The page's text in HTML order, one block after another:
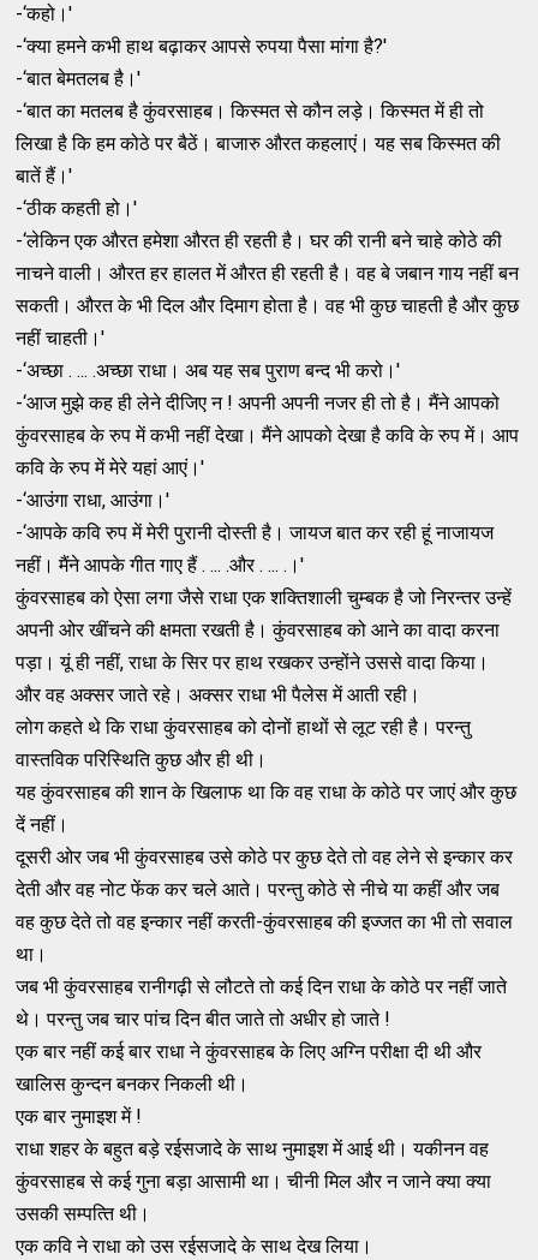
-‘कहो।'
-‘क्‍या हमने कभी हाथ बढ़ाकर आपसे रुपया पैसा मांगा है?'
-‘बात बेमतलब है।'
-‘बात का मतलब है कुंवरसाहब। किस्‍मत से कौन लड़े। किस्‍मत में ही तो
लिखा है कि हम कोठे पर बैठें। बाजारु औरत कहलाएं। यह सब किस्‍मत की
बातें हैं।'
-‘ठीक कहती हो।'
-‘लेकिन एक औरत हमेशा औरत ही रहती है। घर की रानी बने चाहे कोठे की
नाचने वाली। औरत हर हालत में औरत ही रहती है। वह बे जबान गाय नहीं बन
सकती। औरत के भी दिल और दिमाग होता है। वह भी कुछ चाहती है और कुछ
नहीं चाहती।'
-‘अच्‍छा . ... .अच्‍छा राधा। अब यह सब पुराण बन्‍द भी करो।'
-‘आज मुझे कह ही लेने दीजिए न ! अपनी अपनी नजर ही तो है। मैंने आपको
कुंवरसाहब के रुप में कभी नहीं देखा। मैंने आपको देखा है कवि के रुप में। आप
कवि के रुप में मेरे यहां आएं।'
-‘आउंगा राधा, आउंगा।'
-‘आपके कवि रुप में मेरी पुरानी दोस्‍ती है। जायज बात कर रही हूं नाजायज
नहीं। मैंने आपके गीत गाए हैं . ... .और . ... .।'
कुंवरसाहब को ऐसा लगा जैसे राधा एक शक्‍तिशाली चुम्‍बक है जो निरन्‍तर उन्‍हें
अपनी ओर खींचने की क्षमता रखती है। कुंवरसाहब को आने का वादा करना
पड़ा। यूं ही नहीं, राधा के सिर पर हाथ रखकर उन्‍होंने उससे वादा किया।
और वह अक्‍सर जाते रहे। अक्‍सर राधा भी पैलेस में आती रही।
लोग कहते थे कि राधा कुंवरसाहब को दोनों हाथों से लूट रही है। परन्‍तु
वास्‍तविक परिस्‍थिति कुछ और ही थी।
यह कुंवरसाहब की शान के खिलाफ था कि वह राधा के कोठे पर जाएं और कुछ
दें नहीं।
दूसरी ओर जब भी कुंवरसाहब उसे कोठे पर कुछ देते तो वह लेने से इन्‍कार कर
देती और वह नोट फेंक कर चले आते। परन्‍तु कोठे से नीचे या कहीं और जब
वह कुछ देते तो वह इन्‍कार नहीं करती-कुंवरसाहब की इज्‍जत का भी तो सवाल
था।
जब भी कुंवरसाहब रानीगढ़ी से लौटते तो कई दिन राधा के कोठे पर नहीं जाते
थे। परन्‍तु जब चार पांच दिन बीत जाते तो अधीर हो जाते !
एक बार नहीं कई बार राधा ने कुंवरसाहब के लिए अग्‍नि परीक्षा दी थी और
खालिस कुन्‍दन बनकर निकली थी।
एक बार नुमाइश में !
राधा शहर के बहुत बड़े रईसजादे के साथ नुमाइश में आई थी। यकीनन वह
कुंवरसाहब से कई गुना बड़ा आसामी था। चीनी मिल और न जाने क्‍या क्‍या
उसकी सम्‍पत्‍ति थी।
एक कवि ने राधा को उस रईसजादे के साथ देख लिया।